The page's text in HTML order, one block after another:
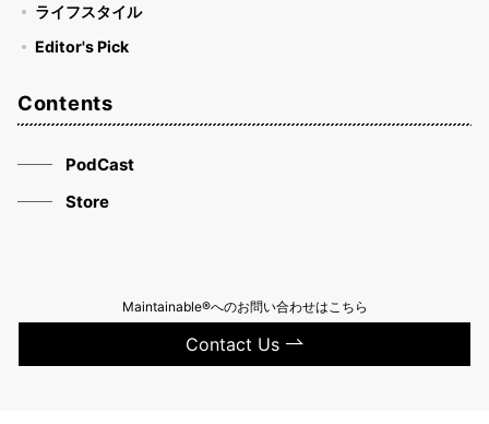
ライフスタイル
Editor's Pick
Contents
PodCast
Store
Maintainable®へのお問い合わせはこちら
Contact Us